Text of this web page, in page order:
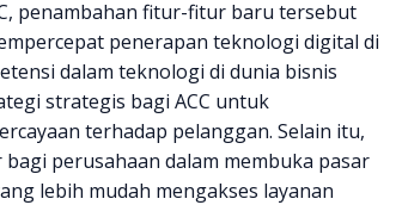
penambahan fitur-fitur baru tersebut
penerapan teknologi digital di
dalam teknologi di dunia bisnis
strategis bagi ACC untuk
terhadap pelanggan. Selain itu,
perusahaan dalam membuka pasar
lebih mudah mengakses layanan